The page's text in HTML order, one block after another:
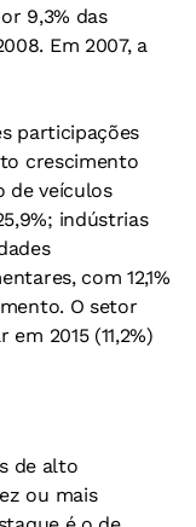
9,3% das
Em 2007, a
participações
crescimento
de veículos
indústrias
com 12,1%
O setor
2015 (11,2%)
de alto
ou mais